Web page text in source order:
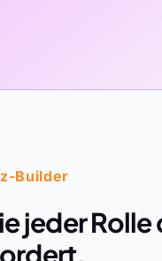
Builder
jeder